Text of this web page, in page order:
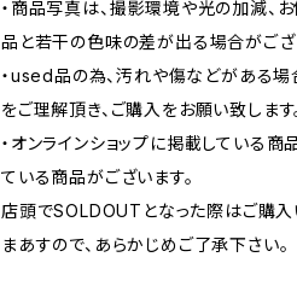
・商品写真は、撮影環境や光の加減、
品と若干の色味の差が出る場合がござ
・used品の為、汚れや傷などがある場
をご理解頂き、ご購入をお願い致します
・オンラインショップに掲載している
ている商品がございます。
店頭でSOLDOUTとなった際はご購
まあすので、あらかじめご了承下さい。